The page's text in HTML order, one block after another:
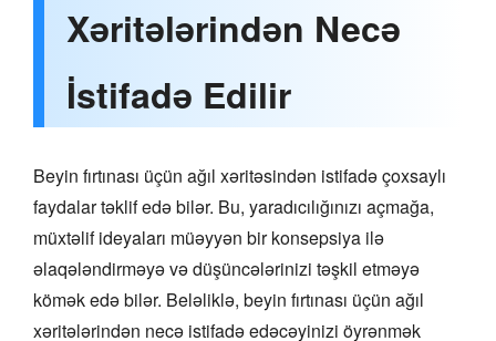
Xəritələrindən Necə
İstifadə Edilir
Beyin fırtınası üçün ağıl xəritəsindən istifadə çoxsaylı
faydalar təklif edə bilər. Bu, yaradıcılığınızı açmağa,
müxtəlif ideyaları müəyyən bir konsepsiya ilə
əlaqələndirməyə və düşüncələrinizi təşkil etməyə
kömək edə bilər. Beləliklə, beyin fırtınası üçün ağıl
xəritələrindən necə istifadə edəcəyinizi öyrənmək